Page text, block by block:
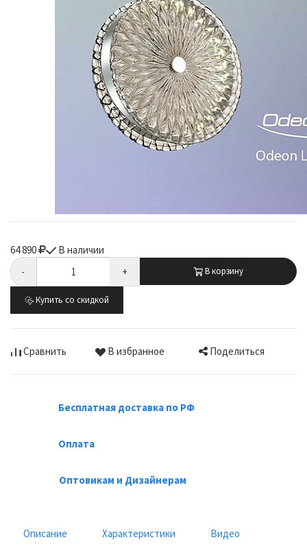
64 890
В наличии
-
+ В корзину
Купить со скидкой
Сравнить В избранное Поделиться
Бесплатная доставка по РФ
Оплата
Оптовикам и Дизайнерам
Описание Характеристики Видео